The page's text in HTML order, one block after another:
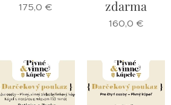
175,0 € zdarma
160,0 €